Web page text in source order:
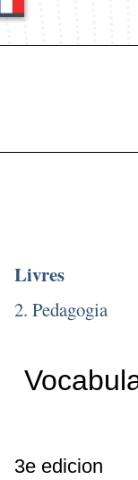
Livres
2. Pedagogia
3e edicion